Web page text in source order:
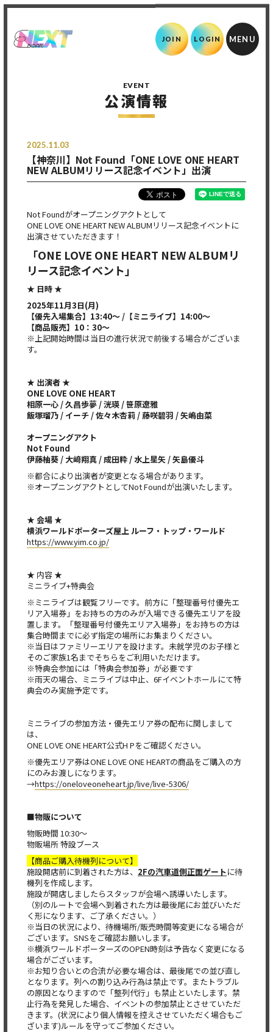
JOIN LOGIN
EVENT
公演情報
2025.11.03
【神奈川】Not Found「ONE LOVE ONE HEART
NEW ALBUMリリース記念イベント」出演
Not Foundがオープニングアクトとして
ONE LOVE ONE HEART NEW ALBUMリリース記念イベントに
出演させていただきます！
「ONE LOVE ONE HEART NEW ALBUMリ
リース記念イベント」
★ 日時 ★
2025年11月3日(月)
【優先入場集合】13:40～ /【ミニライブ】14:00～
【商品販売】10：30～
※上記開始時間は当日の進行状況で前後する場合がございま
す。
★ 出演者 ★
ONE LOVE ONE HEART
相原一心 / 久昌歩夢 / 洸瑛 / 笹原遼雅
飯塚瑠乃 / イーチ / 佐々木杏莉 / 藤咲碧羽 / 矢嶋由菜
オープニングアクト
Not Found
伊藤柚葵 / 大﨑翔真 / 成田粋 / 水上星矢 / 矢島優斗
※都合により出演者が変更となる場合があります。
※オープニングアクトとしてNot Foundが出演いたします。
★ 会場 ★
横浜ワールドポーターズ屋上 ルーフ・トップ・ワールド
https://www.yim.co.jp/
★ 内容 ★
ミニライブ+特典会
※ミニライブは観覧フリーです。前方に「整理番号付優先エ
リア入場券」をお持ちの方のみが入場できる優先エリアを設
置します。「整理番号付優先エリア入場券」をお持ちの方は
集合時間までに必ず指定の場所にお集まりください。
※当日はファミリーエリアを設けます。未就学児のお子様と
そのご家族1名までそちらをご利用いただけます。
※特典会参加には「特典会参加券」が必要です
※雨天の場合、ミニライブは中止、6Fイベントホールにて特
典会のみ実施予定です。
ミニライブの参加方法・優先エリア券の配布に関しまして
は、
ONE LOVE ONE HEART公式H Pをご確認ください。
※優先エリア券はONE LOVE ONE HEARTの商品をご購入の方
にのみお渡しになります。
→https://oneloveoneheart.jp/live/live-5306/
■物販について
物販時間 10:30～
物販場所 特設ブース
【商品ご購入待機列について】
施設開店前に到着された方は、 2Fの汽車道側正面ゲートに待
機列を作成します。
施設が開店しましたらスタッフが会場へ誘導いたします。
（別のルートで会場へ到着された方は最後尾にお並びいただ
く形になります、ご了承ください。）
※当日の状況により、待機場所/販売時間等変更になる場合が
ございます。SNSをご確認お願いします。
※横浜ワールドポーターズのOPEN時刻は予告なく変更になる
場合がございます。
※お知り合いとの合流が必要な場合は、最後尾での並び直し
となります。列への割り込み行為は禁止です。またトラブル
の原因となりますので「整列代行」も禁止といたします。禁
止行為を発見した場合、イベントの参加禁止とさせていただ
きます。(状況により個人情報を控えさせていただく場合もご
ざいます)ルールを守ってご参加ください。